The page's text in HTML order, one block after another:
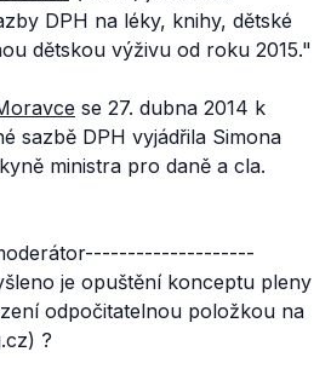
DPH na léky, knihy, dětské
dětskou výživu od roku 2015."
se 27. dubna 2014 k
sazbě DPH vyjádřila Simona
ministra pro daně a cla.
--------------------
je opuštění konceptu pleny
odpočitatelnou položkou na
?